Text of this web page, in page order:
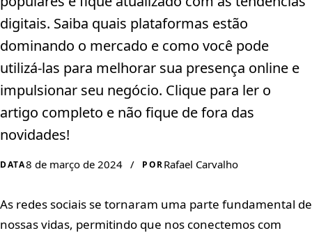
digitais. Saiba quais plataformas estão
dominando o mercado e como você pode
utilizá-las para melhorar sua presença online e
impulsionar seu negócio. Clique para ler o
artigo completo e não fique de fora das
novidades!
DATA8 de março de 2024 / PORRafael Carvalho
As redes sociais se tornaram uma parte fundamental de
nossas vidas, permitindo que nos conectemos com